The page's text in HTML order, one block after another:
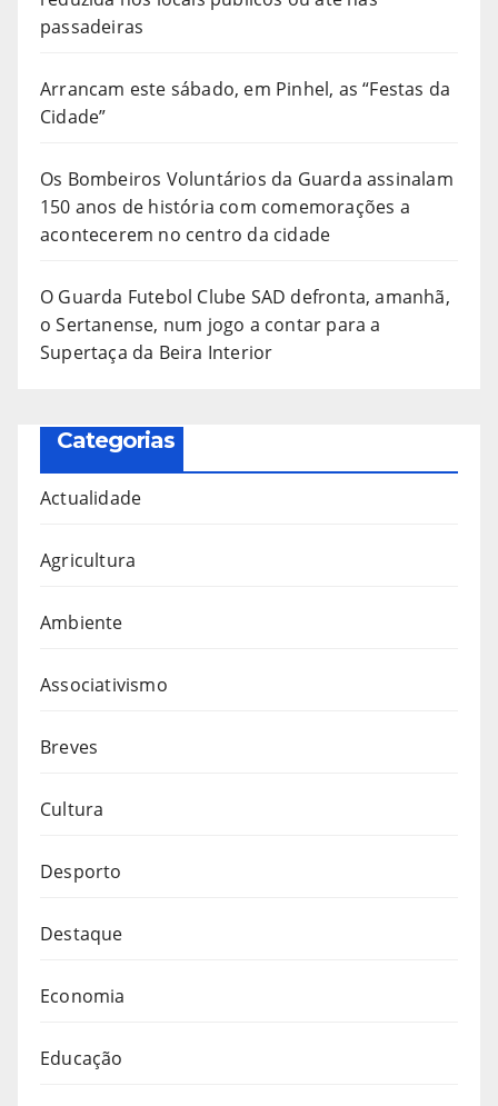
passadeiras
Arrancam este sábado, em Pinhel, as “Festas da
Cidade”
Os Bombeiros Voluntários da Guarda assinalam
150 anos de história com comemorações a
acontecerem no centro da cidade
O Guarda Futebol Clube SAD defronta, amanhã,
o Sertanense, num jogo a contar para a
Supertaça da Beira Interior
Categorias
Actualidade
Agricultura
Ambiente
Associativismo
Breves
Cultura
Desporto
Destaque
Economia
Educação